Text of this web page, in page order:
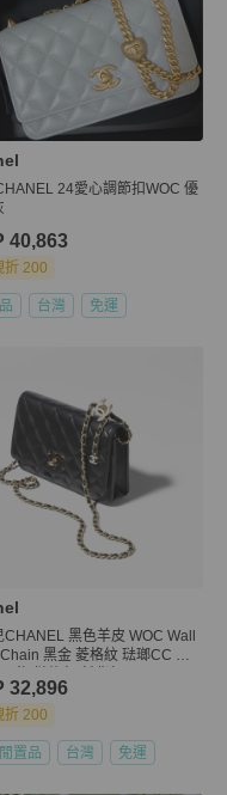
24愛心調節扣WOC 優
40,863
折 200
台灣 免運
CHANEL 黑色羊皮 WOC Wall
黑金 菱格紋 琺瑯CC 白
32,896
折 200
置品 台灣 免運